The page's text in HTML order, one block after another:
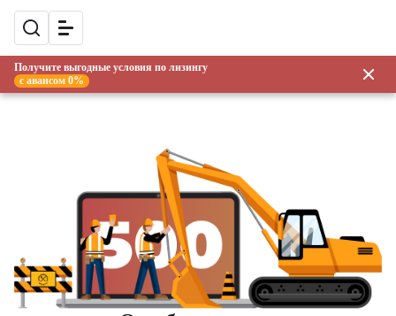
Получите выгодные условия по лизингу
с авансом 0%